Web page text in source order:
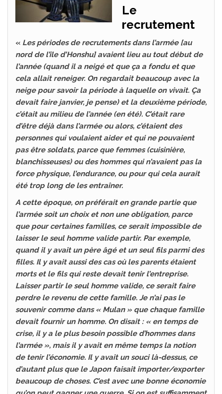
Le
recrutement
« Les périodes de recrutements dans l’armée [au
nord de l’île d’Honshu] avaient lieu au tout début de
l’année (quand il a neigé et que ça a fondu et que
cela allait reneiger. On regardait beaucoup avec la
neige pour savoir la période à laquelle on vivait. Ça
devait faire janvier, je pense) et la deuxième période,
c’était au milieu de l’année (en été). C’était rare
d’être déjà dans l’armée ou alors, c’étaient des
personnes qui voulaient aider et qui ne pouvaient
pas être soldats, parce que femmes (cuisinière,
blanchisseuses) ou des hommes qui n’avaient pas la
force physique, l’endurance, ou pour qui cela aurait
été trop long de les entraîner.
A cette époque, on préférait en grande partie que
l’armée soit un choix et non une obligation, parce
que pour certaines familles, ce serait impossible de
laisser le seul homme valide partir. Par exemple,
quand il y avait un père âgé et un seul fils parmi des
filles. Il y avait aussi des cas où les parents étaient
morts et le fils qui reste devait tenir l’entreprise.
Laisser partir le seul homme valide, ce serait faire
perdre le revenu de cette famille. Je n’ai pas le
souvenir comme dans « Mulan » que chaque famille
devait fournir un homme. On disait : « en temps de
crise, il y a le plus besoin possible d’hommes dans
l’armée », mais il y avait en même temps la notion
de tenir l’économie. Il y avait un souci là-dessus, ce
d’autant plus que le Japon faisait importer/exporter
beaucoup de choses. C’est avec une bonne économie